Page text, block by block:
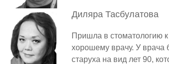
Диляра Тасбулатова
Пришла в стоматологию к
хорошему врачу. У врача
старуха на вид лет 90,